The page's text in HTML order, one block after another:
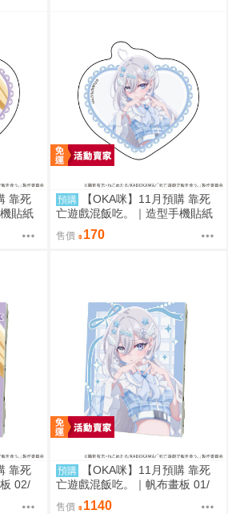
靠死
貼紙
預購
【OKA咪】11月預購 靠死
亡遊戲混飯吃。｜造型手機貼紙
01/ (新繪插畫) (幽鬼)
售價 170
靠死
02/
預購
【OKA咪】11月預購 靠死
亡遊戲混飯吃。｜帆布畫板 01/
(新繪插畫) (幽鬼)
售價 1140